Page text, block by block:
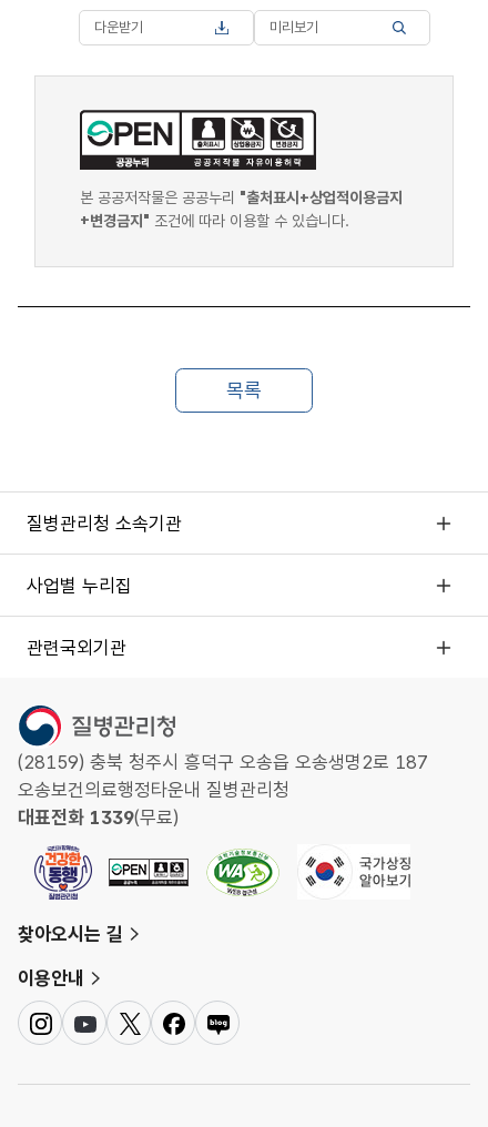
다운받기 미리보기
본 공공저작물은 공공누리 "출처표시+상업적이용금지
+변경금지" 조건에 따라 이용할 수 있습니다.
질병관리청 소속기관
사업별 누리집
관련국외기관
(28159) 충북 청주시 흥덕구 오송읍 오송생명2로 187
오송보건의료행정타운내 질병관리청
대표전화 1339(무료)
찾아오시는 길
이용안내
인
스
유
튜
트
위
페
이
네
이